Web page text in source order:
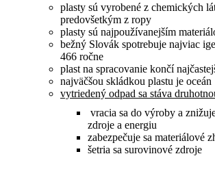
plasty sú vyrobené z chemických
predovšetkým z ropy
plasty sú najpoužívanejším
bežný Slovák spotrebuje najviac
466 ročne
plast na spracovanie končí
najväčšou skládkou plastu je oceán
vytriedený odpad sa stáva
vracia sa do výroby a
zdroje a energiu
zabezpečuje sa materiálové
šetria sa surovinové zdroje